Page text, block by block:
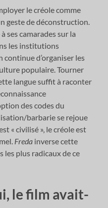
le créole comme
geste de déconstruction.
ses camarades sur la
les institutions
continue d’organiser les
populaire. Tourner
langue suffit à raconter
des codes du
barbarie se rejoue
« civilisé », le créole est
Freda inverse cette
les plus radicaux de ce
le film avait-